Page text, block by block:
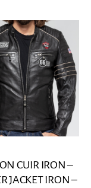
CUIR IRON –
JACKET IRON –